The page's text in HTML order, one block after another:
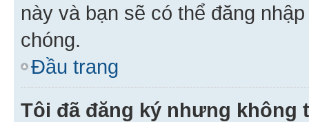
này và bạn sẽ có thể đăng
chóng.
Đầu trang
Tôi đã đăng ký nhưng không